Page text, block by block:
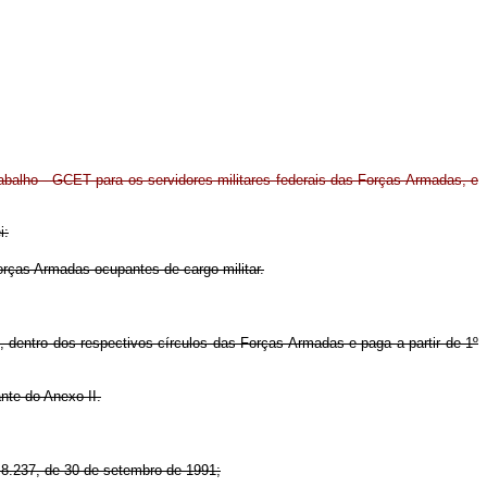
- GCET para os servidores militares federais das Forças Armadas, e
Armadas ocupantes de cargo militar.
dos respectivos círculos das Forças Armadas e paga a partir de 1º
do Anexo II.
de 30 de setembro de 1991;